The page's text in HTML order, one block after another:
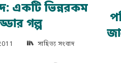
একটি ভিন্নরকম
গল্প
সাহিত্য সংবাদ